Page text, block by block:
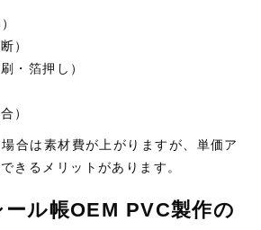
）
・箔押し）
）
合は素材費が上がりますが、単価ア
きるメリットがあります。
ル帳OEM PVC製作の